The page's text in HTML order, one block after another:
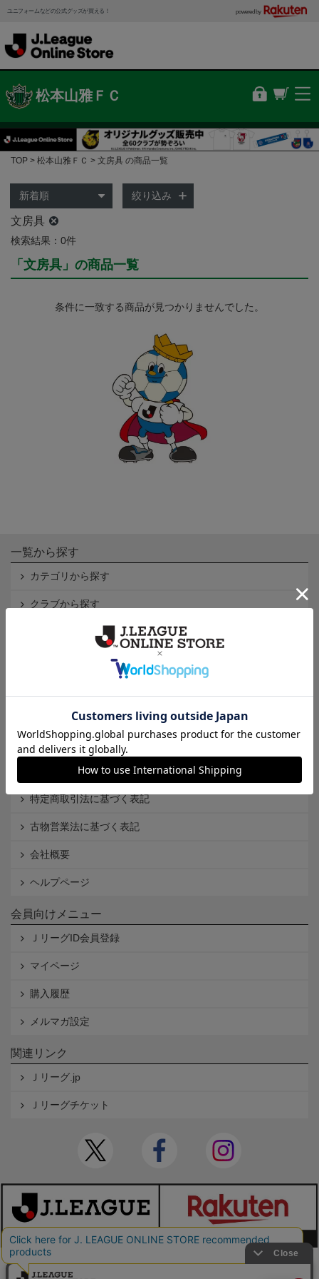
ユニフォームなどの公式グッズが買える！ powered by
松本山雅ＦＣ
TOP 松本山雅ＦＣ 文房具 の商品一覧
絞り込み
文房具
検索結果：0件
「文房具」の商品一覧
条件に一致する商品が見つかりませんでした。
一覧から探す
カテゴリから探す
クラブから探す
Ｊ2
インフォメーション
個人情報保護方針
Cookieポリシー
特定商取引法に基づく表記
古物営業法に基づく表記
会社概要
ヘルプページ
会員向けメニュー
ＪリーグID会員登録
マイページ
購入履歴
メルマガ設定
関連リンク
Ｊリーグ.jp
Ｊリーグチケット